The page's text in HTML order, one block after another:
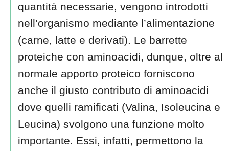
quantità necessarie, vengono introdotti
nell’organismo mediante l’alimentazione
(carne, latte e derivati). Le barrette
proteiche con aminoacidi, dunque, oltre al
normale apporto proteico forniscono
anche il giusto contributo di aminoacidi
dove quelli ramificati (Valina, Isoleucina e
Leucina) svolgono una funzione molto
importante. Essi, infatti, permettono la